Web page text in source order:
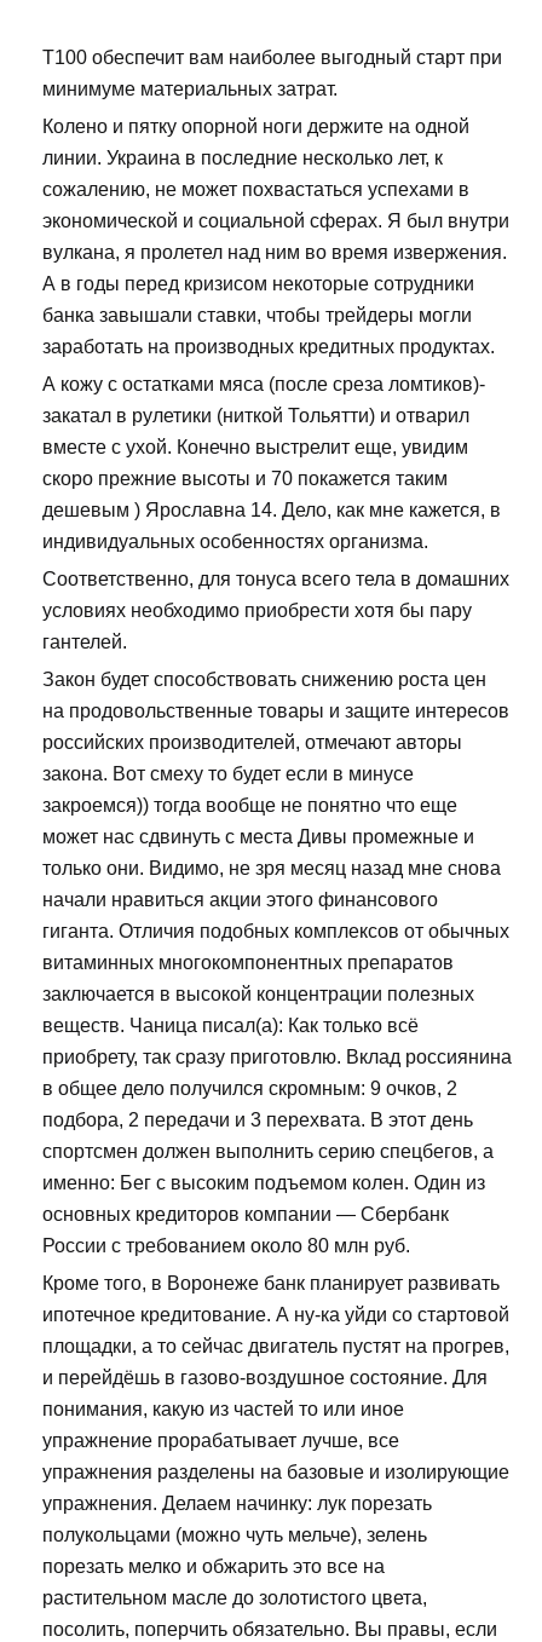
Т100 обеспечит вам наиболее выгодный старт при
минимуме материальных затрат.
Колено и пятку опорной ноги держите на одной
линии. Украина в последние несколько лет, к
сожалению, не может похвастаться успехами в
экономической и социальной сферах. Я был внутри
вулкана, я пролетел над ним во время извержения.
А в годы перед кризисом некоторые сотрудники
банка завышали ставки, чтобы трейдеры могли
заработать на производных кредитных продуктах.
А кожу с остатками мяса (после среза ломтиков)-
закатал в рулетики (ниткой Тольятти) и отварил
вместе с ухой. Конечно выстрелит еще, увидим
скоро прежние высоты и 70 покажется таким
дешевым ) Ярославна 14. Дело, как мне кажется, в
индивидуальных особенностях организма.
Соответственно, для тонуса всего тела в домашних
условиях необходимо приобрести хотя бы пару
гантелей.
Закон будет способствовать снижению роста цен
на продовольственные товары и защите интересов
российских производителей, отмечают авторы
закона. Вот смеху то будет если в минусе
закроемся)) тогда вообще не понятно что еще
может нас сдвинуть с места Дивы промежные и
только они. Видимо, не зря месяц назад мне снова
начали нравиться акции этого финансового
гиганта. Отличия подобных комплексов от обычных
витаминных многокомпонентных препаратов
заключается в высокой концентрации полезных
веществ. Чаница писал(а): Как только всё
приобрету, так сразу приготовлю. Вклад россиянина
в общее дело получился скромным: 9 очков, 2
подбора, 2 передачи и 3 перехвата. В этот день
спортсмен должен выполнить серию спецбегов, а
именно: Бег с высоким подъемом колен. Один из
основных кредиторов компании — Сбербанк
России с требованием около 80 млн руб.
Кроме того, в Воронеже банк планирует развивать
ипотечное кредитование. А ну-ка уйди со стартовой
площадки, а то сейчас двигатель пустят на прогрев,
и перейдёшь в газово-воздушное состояние. Для
понимания, какую из частей то или иное
упражнение прорабатывает лучше, все
упражнения разделены на базовые и изолирующие
упражнения. Делаем начинку: лук порезать
полукольцами (можно чуть мельче), зелень
порезать мелко и обжарить это все на
растительном масле до золотистого цвета,
посолить, поперчить обязательно. Вы правы, если